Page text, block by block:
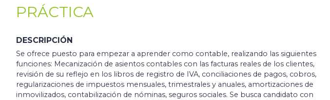
PRÁCTICA
DESCRIPCIÓN
Se ofrece puesto para empezar a aprender como contable, realizando las siguientes
funciones: Mecanización de asientos contables con las facturas reales de los clientes,
revisión de su reflejo en los libros de registro de IVA, conciliaciones de pagos, cobros,
regularizaciones de impuestos mensuales, trimestrales y anuales, amortizaciones de
inmovilizados, contabilización de nóminas, seguros sociales. Se busca candidato con